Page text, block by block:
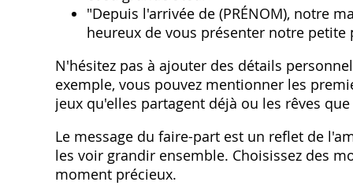
"Depuis l'arrivée de (PRÉNOM)‚ notre
heureux de vous présenter notre
N'hésitez pas à ajouter des détails
exemple‚ vous pouvez mentionner les
jeux qu'elles partagent déjà ou les rêves
Le message du faire-part est un reflet de
les voir grandir ensemble. Choisissez des
moment précieux.